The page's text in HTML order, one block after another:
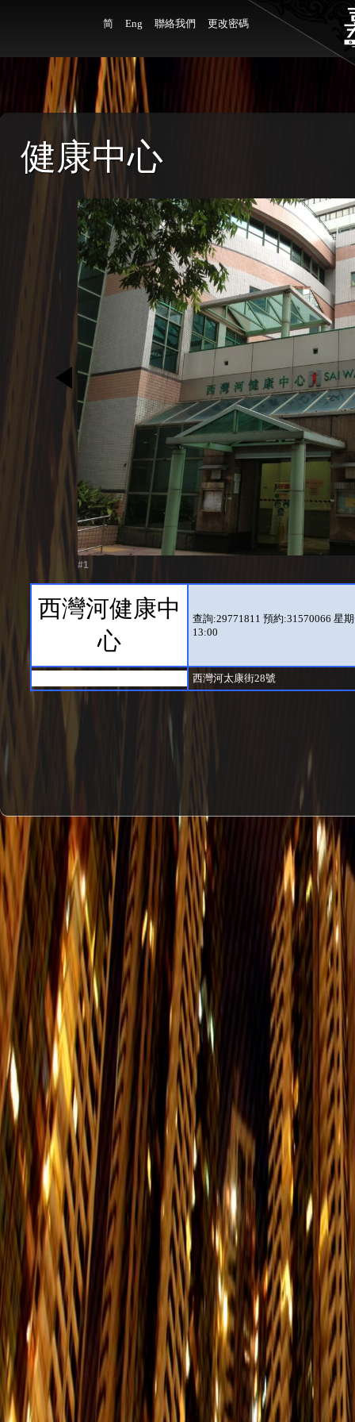
简 Eng 聯絡我們 更改密碼
健康中心
#1
西灣河健康中
心
查詢:29771811 預約:31570066 星
13:00
西灣河太康街28號